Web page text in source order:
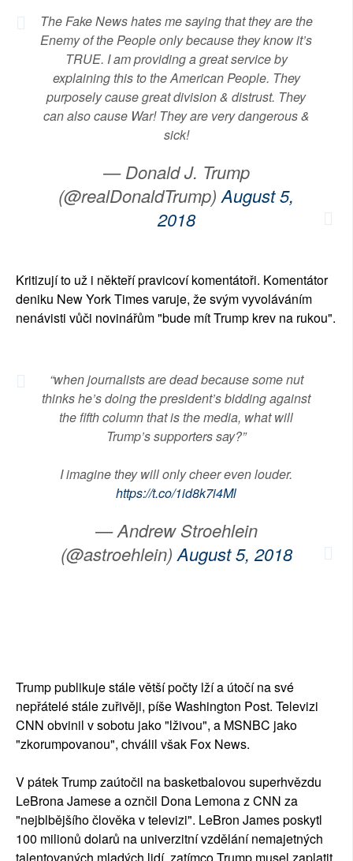
The Fake News hates me saying that they are the
Enemy of the People only because they know it’s
TRUE. I am providing a great service by
explaining this to the American People. They
purposely cause great division & distrust. They
can also cause War! They are very dangerous &
sick!
— Donald J. Trump
(@realDonaldTrump) August 5,
2018
Kritizují to už i někteří pravicoví komentátoři. Komentátor
deniku New York Times varuje, že svým vyvoláváním
nenávisti vůči novinářům "bude mít Trump krev na rukou".
“when journalists are dead because some nut
thinks he’s doing the president’s bidding against
the fifth column that is the media, what will
Trump’s supporters say?”
I imagine they will only cheer even louder.
https://t.co/1id8k7i4Ml
— Andrew Stroehlein
(@astroehlein) August 5, 2018
Trump publikuje stále větší počty lží a útočí na své
nepřátelé stále zuřivěji, píše Washington Post. Televizi
CNN obvinil v sobotu jako "lživou", a MSNBC jako
"zkorumpovanou", chválil však Fox News.
V pátek Trump zaútočil na basketbalovou superhvězdu
LeBrona Jamese a oznčil Dona Lemona z CNN za
"nejblbějšího člověka v televizi". LeBron James poskytl
100 milionů dolarů na univerzitní vzdělání nemajetných